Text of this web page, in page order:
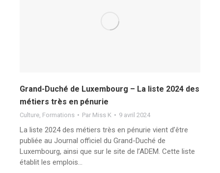
Grand-Duché de Luxembourg – La liste 2024 des
métiers très en pénurie
Culture Formations Par Miss K 9 avril 2024
La liste 2024 des métiers très en pénurie vient d’être
publiée au Journal officiel du Grand-Duché de
Luxembourg, ainsi que sur le site de l’ADEM. Cette liste
établit les emplois…